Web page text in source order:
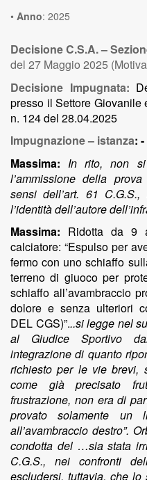
• Anno: 2025
Decisione C.S.A. –
del 27 Maggio 2025
Decisione Impugnata:
presso il Settore
n. 124 del 28.04.2025
Impugnazione – istanza: -
Massima: In rito, non si
l’ammissione della
sensi dell’art. 61
l’identità dell’autore
Massima: Ridotta da 9
calciatore: “Espulso per
fermo con uno schiaffo
terreno di giuoco per
schiaffo all’avambraccio
dolore e senza ulteriori
DEL CGS)”...si legge nel
al Giudice Sportivo
integrazione di quanto
richiesto per le vie brevi,
come già precisato
frustrazione, non era di
provato solamente un
all’avambraccio destro”.
condotta del …sia stata
C.G.S., nei confronti
escludersi, tuttavia, che lo